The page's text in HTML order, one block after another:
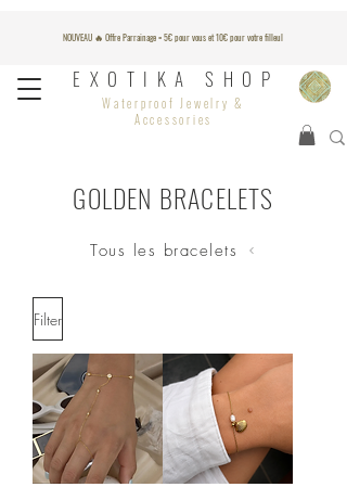
NOUVEAU 🔥 Offre Parrainage = 5€ pour vous et 10€ pour votre filleul
EXOTIKA SHOP
Waterproof Jewelry &
Accessories
GOLDEN BRACELETS
Tous les bracelets
Filter